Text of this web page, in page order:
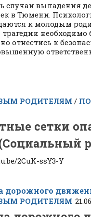
случаи выпадения
в Тюмени.
к молодым
необходимо
отнестись к
РОДИТЕЛЯМ /
сетки
2CuK-ssY3-Y
РОДИТЕЛЯМ